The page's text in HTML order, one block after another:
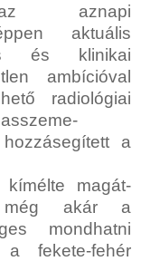
aznapi
aktuális
és klinikai
ambícióval
radiológiai
a
kímélte magát-
még akár a
mondhatni
fekete-fehér